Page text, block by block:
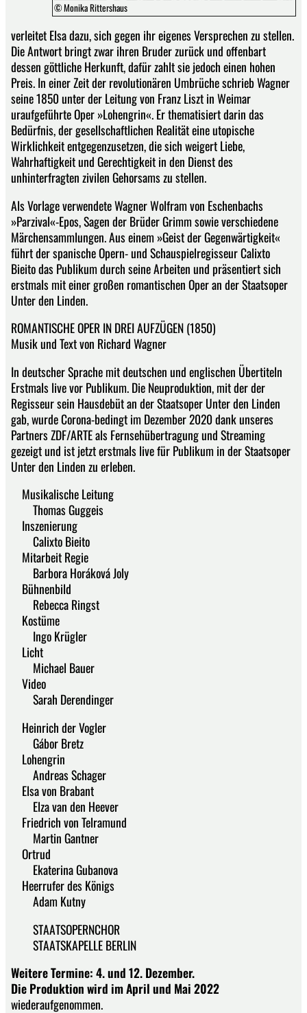
© Monika Rittershaus
verleitet Elsa dazu, sich gegen ihr eigenes Versprechen zu stellen.
Die Antwort bringt zwar ihren Bruder zurück und offenbart
dessen göttliche Herkunft, dafür zahlt sie jedoch einen hohen
Preis. In einer Zeit der revolutionären Umbrüche schrieb Wagner
seine 1850 unter der Leitung von Franz Liszt in Weimar
uraufgeführte Oper »Lohengrin«. Er thematisiert darin das
Bedürfnis, der gesellschaftlichen Realität eine utopische
Wirklichkeit entgegenzusetzen, die sich weigert Liebe,
Wahrhaftigkeit und Gerechtigkeit in den Dienst des
unhinterfragten zivilen Gehorsams zu stellen.
Als Vorlage verwendete Wagner Wolfram von Eschenbachs
»Parzival«-Epos, Sagen der Brüder Grimm sowie verschiedene
Märchensammlungen. Aus einem »Geist der Gegenwärtigkeit«
führt der spanische Opern- und Schauspielregisseur Calixto
Bieito das Publikum durch seine Arbeiten und präsentiert sich
erstmals mit einer großen romantischen Oper an der Staatsoper
Unter den Linden.
ROMANTISCHE OPER IN DREI AUFZÜGEN (1850)
Musik und Text von Richard Wagner
In deutscher Sprache mit deutschen und englischen Übertiteln
Erstmals live vor Publikum. Die Neuproduktion, mit der der
Regisseur sein Hausdebüt an der Staatsoper Unter den Linden
gab, wurde Corona-bedingt im Dezember 2020 dank unseres
Partners ZDF/ARTE als Fernsehübertragung und Streaming
gezeigt und ist jetzt erstmals live für Publikum in der Staatsoper
Unter den Linden zu erleben.
Musikalische Leitung
Thomas Guggeis
Inszenierung
Calixto Bieito
Mitarbeit Regie
Barbora Horáková Joly
Bühnenbild
Rebecca Ringst
Kostüme
Ingo Krügler
Licht
Michael Bauer
Video
Sarah Derendinger
Heinrich der Vogler
Gábor Bretz
Lohengrin
Andreas Schager
Elsa von Brabant
Elza van den Heever
Friedrich von Telramund
Martin Gantner
Ortrud
Ekaterina Gubanova
Heerrufer des Königs
Adam Kutny
STAATSOPERNCHOR
STAATSKAPELLE BERLIN
Weitere Termine: 4. und 12. Dezember.
Die Produktion wird im April und Mai 2022
wiederaufgenommen.